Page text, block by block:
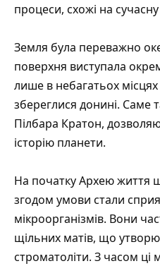
процеси, схожі на сучасну
Земля була переважно
поверхня виступала
лише в небагатьох місцях
збереглися донині. Саме
Пілбара Кратон,
історію планети.
На початку Архею життя
згодом умови стали
мікроорганізмів. Вони
щільних матів, що
строматоліти. З часом ці